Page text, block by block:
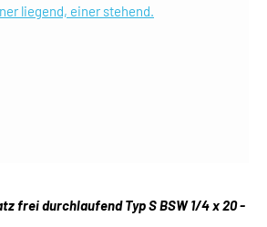
frei durchlaufend Typ S BSW 1/4 x 20 -